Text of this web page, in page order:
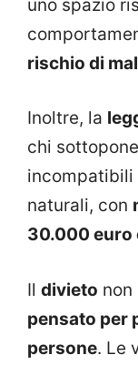
uno spazio
rischio di
Inoltre, la
chi
incompatibili
naturali, con
30.000 euro
Il divieto non
pensato per
persone. Le